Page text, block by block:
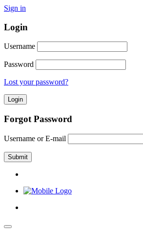
Sign in
Login
Username
Password
Lost your password?
Forgot Password
Username or E-mail